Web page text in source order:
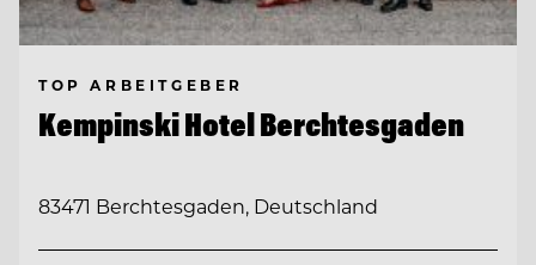
TOP ARBEITGEBER
Kempinski Hotel Berchtesgaden
83471 Berchtesgaden, Deutschland